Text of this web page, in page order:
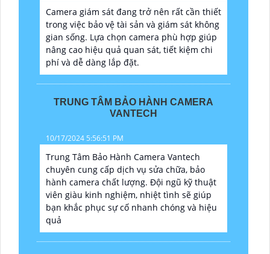
Camera giám sát đang trở nên rất cần thiết
trong việc bảo vệ tài sản và giám sát không
gian sống. Lựa chọn camera phù hợp giúp
nâng cao hiệu quả quan sát, tiết kiệm chi
phí và dễ dàng lắp đặt.
TRUNG TÂM BẢO HÀNH CAMERA
VANTECH
10/17/2024 5:56:51 PM
Trung Tâm Bảo Hành Camera Vantech
chuyên cung cấp dịch vụ sửa chữa, bảo
hành camera chất lượng. Đội ngũ kỹ thuật
viên giàu kinh nghiệm, nhiệt tình sẽ giúp
bạn khắc phục sự cố nhanh chóng và hiệu
quả